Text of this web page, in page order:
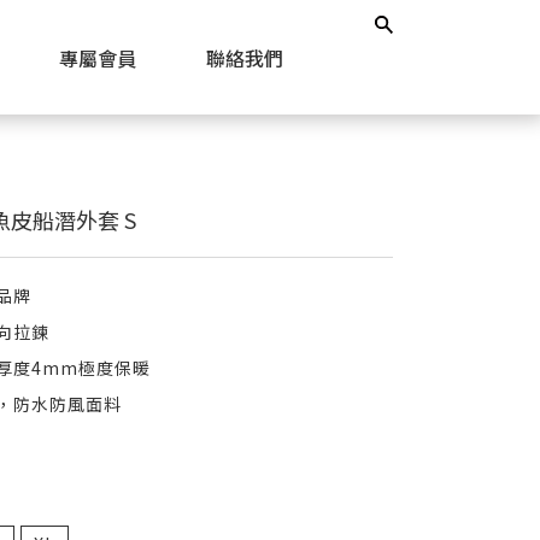
專屬會員 聯絡我們
皮船潛外套 S
牌
拉鍊
度4mm極度保暖
防水防風面料